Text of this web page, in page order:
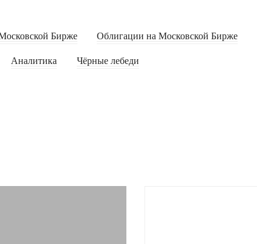
Бирже Облигации на Московской Бирже
Аналитика Чёрные лебеди